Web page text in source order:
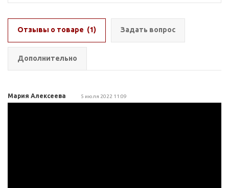
Отзывы о товаре (1) Задать вопрос
Дополнительно
Мария Алексеева 5 июля 2022 11:09